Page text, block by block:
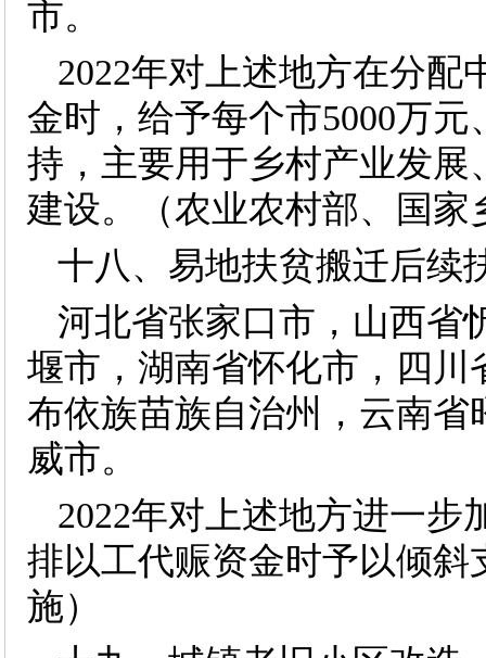
市。
2022年对上述地方在分配
金时，给予每个市5000万
持，主要用于乡村产业发
建设。（农业农村部、国
十八、易地扶贫搬迁后续
河北省张家口市，山西省
堰市，湖南省怀化市，四
布依族苗族自治州，云南
威市。
2022年对上述地方进一步
排以工代赈资金时予以倾
施）